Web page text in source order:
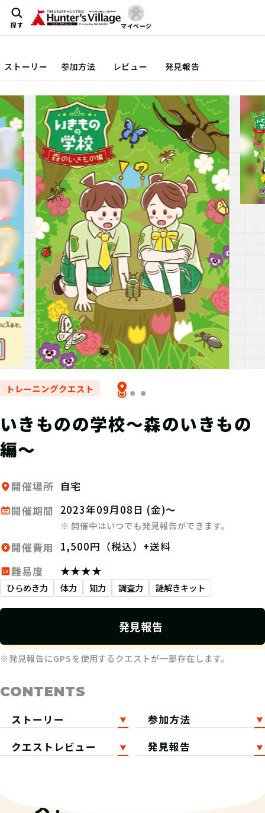
探す マイページ
ストーリー 参加方法 レビュー 発見報告
トレーニングクエスト
いきものの学校～森のいきもの
編～
開催場所 自宅
開催期間
2023年09月08日 (金)～
※ 開催中はいつでも発見報告ができます。
開催費用
1,500円（税込）+送料
難易度
★★★★
ひらめき力 体力 知力 調査力 謎解きキット
発見報告
※発見報告にGPSを使用するクエストが一部存在します。
CONTENTS
ストーリー
参加方法
クエストレビュー
発見報告
ストーリー